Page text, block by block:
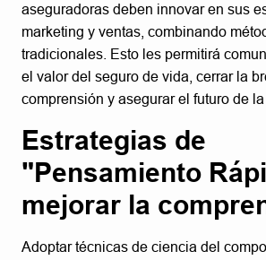
aseguradoras deben innovar en sus
marketing y ventas, combinando
tradicionales. Esto les permitirá
el valor del seguro de vida, cerrar la
comprensión y asegurar el futuro de la
Estrategias de
"Pensamiento
mejorar la
Adoptar técnicas de ciencia del